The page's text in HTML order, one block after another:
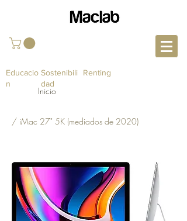
Educacio
n
Sostenibili
dad
Renting
Inicio
/ iMac 27" 5K (mediados de 2020)